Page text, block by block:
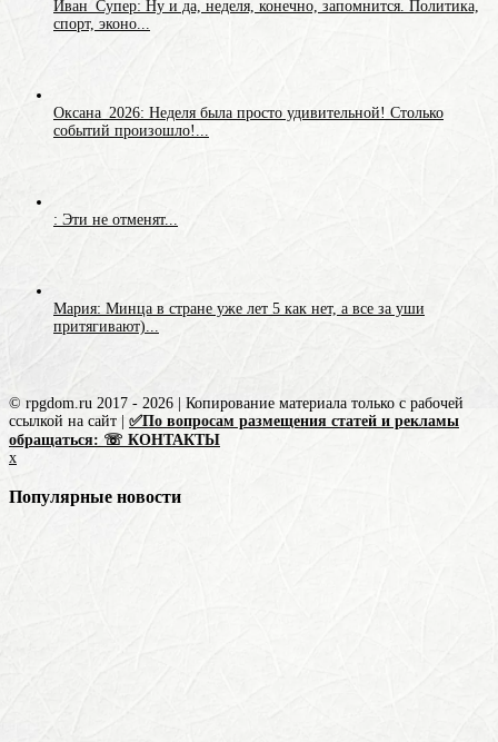
Иван_Супер: Ну и да, неделя, конечно, запомнится. Политика,
спорт, эконо...
Оксана_2026: Неделя была просто удивительной! Столько
событий произошло!...
: Эти не отменят...
Мария: Минца в стране уже лет 5 как нет, а все за уши
притягивают)...
© rpgdom.ru 2017 - 2026 | Копирование материала только с рабочей
ссылкой на сайт | ✅По вопросам размещения статей и рекламы
обращаться: ☏ КОНТАКТЫ
x
Популярные новости